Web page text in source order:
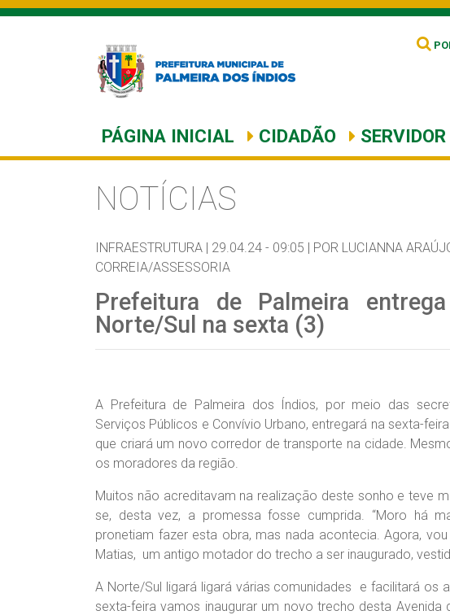
PÁGINA INICIAL CIDADÃO SERVIDOR
NOTÍCIAS
INFRAESTRUTURA | 29.04.24 - 09:05 | POR LUCIANNA
CORREIA/ASSESSORIA
Prefeitura de Palmeira
Norte/Sul na sexta (3)
A Prefeitura de Palmeira dos Índios, por meio das
Serviços Públicos e Convívio Urbano, entregará na sexta-
que criará um novo corredor de transporte na cidade.
os moradores da região.
Muitos não acreditavam na realização deste sonho e teve
se, desta vez, a promessa fosse cumprida. “Moro há
pronetiam fazer esta obra, mas nada acontecia. Agora,
Matias, um antigo motador do trecho a ser inaugurado,
A Norte/Sul ligará ligará várias comunidades e facilitará os
sexta-feira vamos inaugurar um novo trecho desta